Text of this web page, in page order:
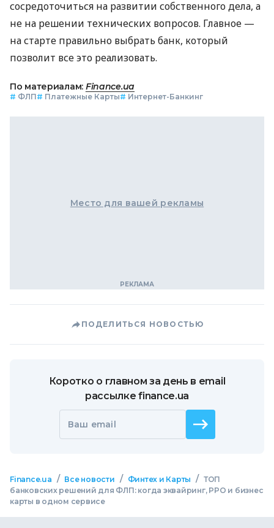
сосредоточиться на развитии собственного дела, а
не на решении технических вопросов. Главное —
на старте правильно выбрать банк, который
позволит все это реализовать.
По материалам: Finance.ua
# ФЛП# Платежные Карты# Интернет-Банкинг
Место для вашей рекламы
ПОДЕЛИТЬСЯ НОВОСТЬЮ
Коротко о главном за день в email
рассылке finance.ua
Ваш email
Finance.ua / Все новости / Финтех и Карты / ТОП
банковских решений для ФЛП: когда эквайринг, РРО и бизнес
карты в одном сервисе